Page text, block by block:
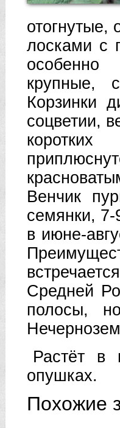
лосками с
особенно
крупные,
Корзинки
соцветии,
Венчик
семянки,
в июне-
Средней
полосы,
Растёт в
опушках.
Похожие